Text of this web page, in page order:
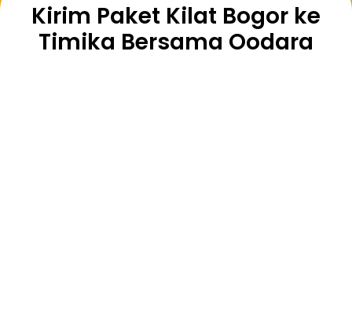
Kirim Paket Kilat Bogor ke
Timika Bersama Oodara